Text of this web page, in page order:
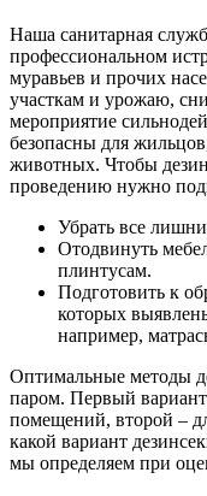
Наша санитарная
профессиональном
муравьев и прочих
участкам и урожаю,
мероприятие
безопасны для
животных. Чтобы
проведению нужно
Убрать все
Отодвинуть
плинтусам.
Подготовить к
которых
например,
Оптимальные методы
паром. Первый
помещений, второй –
какой вариант
мы определяем при